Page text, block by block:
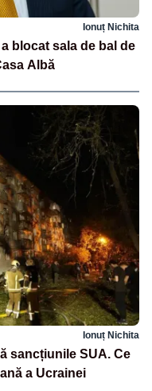
Ionuț Nichita
blocat sala de bal de
Albă
Ionuț Nichita
sancțiunile SUA. Ce
a Ucrainei